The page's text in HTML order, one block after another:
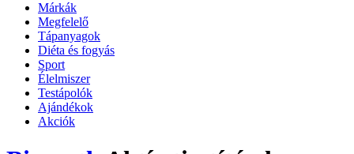
Márkák
Megfelelő
Tápanyagok
Diéta és fogyás
Sport
Élelmiszer
Testápolók
Ajándékok
Akciók